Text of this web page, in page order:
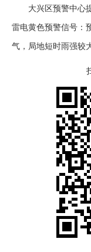
大兴区预警中心提
雷电黄色预警信号：
气，局地短时雨强较